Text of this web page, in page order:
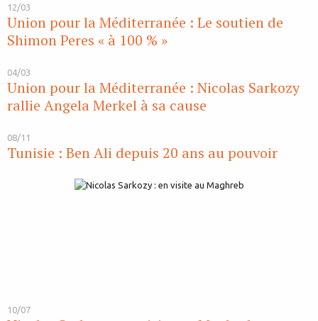
12/03
Union pour la Méditerranée : Le soutien de
Shimon Peres « à 100 % »
04/03
Union pour la Méditerranée : Nicolas Sarkozy
rallie Angela Merkel à sa cause
08/11
Tunisie : Ben Ali depuis 20 ans au pouvoir
10/07